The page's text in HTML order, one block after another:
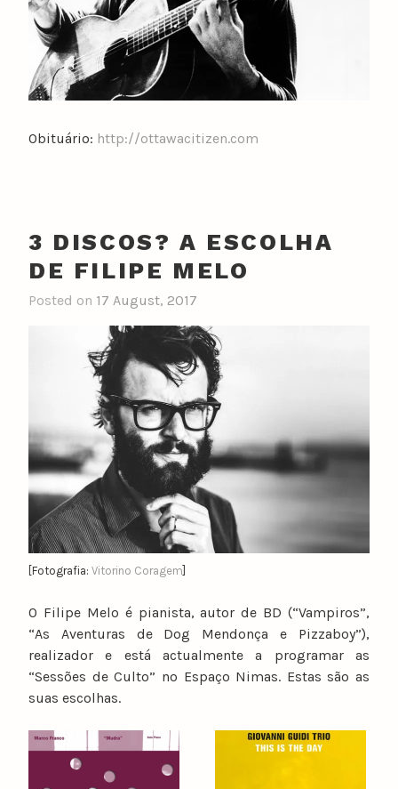
Obituário: http://ottawacitizen.com
3 DISCOS? A ESCOLHA
DE FILIPE MELO
Posted on 17 August, 2017
[Fotografia: Vitorino Coragem]
O Filipe Melo é pianista, autor de BD (“Vampiros”,
“As Aventuras de Dog Mendonça e Pizzaboy”),
realizador e está actualmente a programar as
“Sessões de Culto” no Espaço Nimas. Estas são as
suas escolhas.